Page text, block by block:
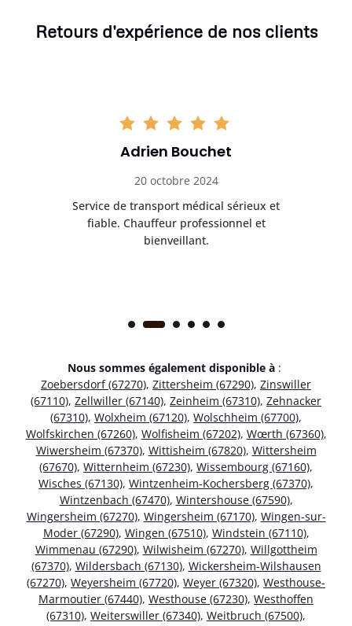
Retours d'expérience de nos clients
Adrien Bouchet
20 octobre 2024
Service de transport médical sérieux et
fiable. Chauffeur professionnel et
bienveillant.
Nous sommes également disponible à :
Zoebersdorf (67270), Zittersheim (67290), Zinswiller
(67110), Zellwiller (67140), Zeinheim (67310), Zehnacker
(67310), Wolxheim (67120), Wolschheim (67700),
Wolfskirchen (67260), Wolfisheim (67202), Wœrth (67360),
Wiwersheim (67370), Wittisheim (67820), Wittersheim
(67670), Witternheim (67230), Wissembourg (67160),
Wisches (67130), Wintzenheim-Kochersberg (67370),
Wintzenbach (67470), Wintershouse (67590),
Wingersheim (67270), Wingersheim (67170), Wingen-sur-
Moder (67290), Wingen (67510), Windstein (67110),
Wimmenau (67290), Wilwisheim (67270), Willgottheim
(67370), Wildersbach (67130), Wickersheim-Wilshausen
(67270), Weyersheim (67720), Weyer (67320), Westhouse-
Marmoutier (67440), Westhouse (67230), Westhoffen
(67310), Weiterswiller (67340), Weitbruch (67500),